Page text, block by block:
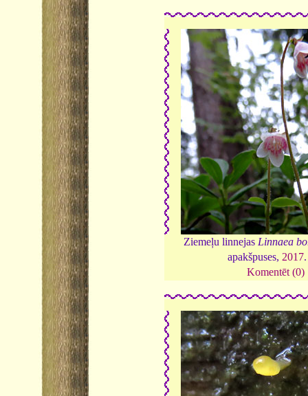
Ziemeļu linnejas Linnaea
apakšpuses, 2017
Komentēt (0)